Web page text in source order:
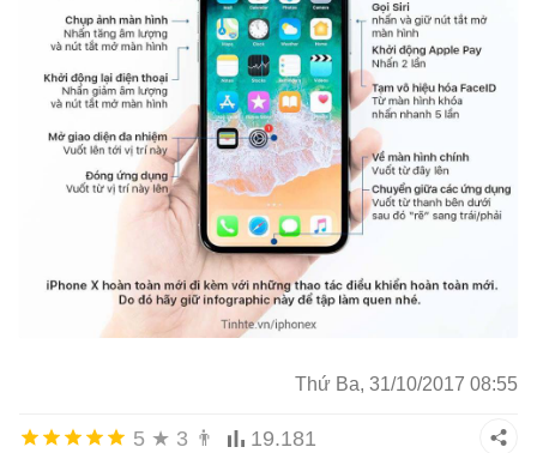
Thứ Ba, 31/10/2017 08:55
5 ★ 3 👨 19.181